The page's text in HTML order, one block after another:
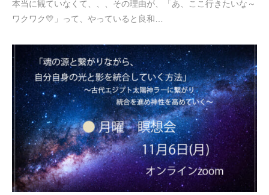
本当に観ていなくて、、、その理由が、「あ、ここ行きたいな～
ワクワク💛」って、やっていると良和…